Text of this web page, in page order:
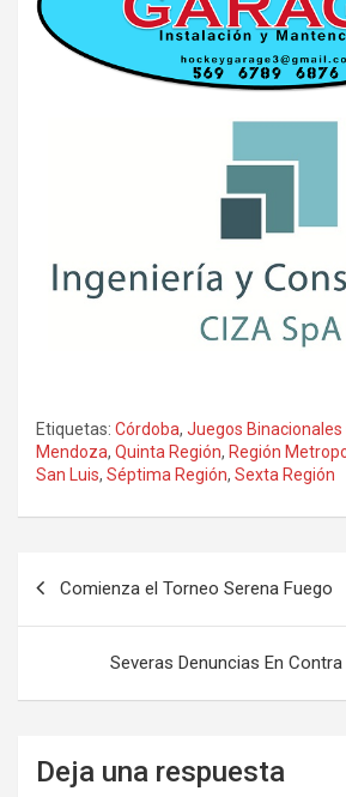
Etiquetas: Córdoba, Juegos
Mendoza, Quinta Región, Región
San Luis, Séptima Región, Sexta Región
entradas
Comienza el Torneo Serena Fuego
Severas Denuncias En
Deja una respuesta